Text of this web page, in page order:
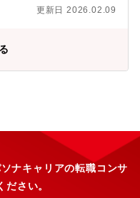
決定します。配電設備の
。残業：月平均20時間※
ます。●配属組織のミッシ
、２０２０年４月、送配
し、お客さまに高品質・
保守する役割を担ってい
は営業所の配電建設グル
担当しています。また、
・運用に係る業務を担当
～60名程度のメンバーで
更新日 2026.02.09
ナキャリアの転職コンサ
ださい。